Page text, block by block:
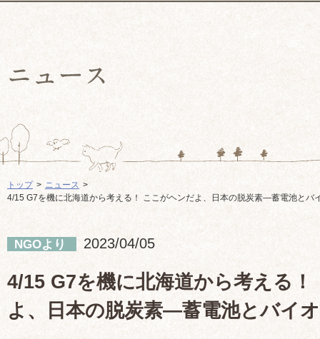
トップ
ニュース
4/15 G7を機に北海道から考える！ ここがヘンだよ、日本の脱炭素―蓄電池とバ
NGOより 2023/04/05
4/15 G7を機に北海道から考える
よ、日本の脱炭素―蓄電池とバイ